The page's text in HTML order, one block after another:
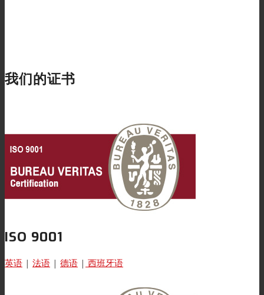
客户关怀
可持续性
证书
我们的证书
ISO 9001
英语 | 法语 | 德语 | 西班牙语